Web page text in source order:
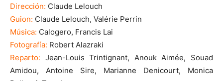
Dirección: Claude Lelouch
Guion: Claude Lelouch, Valérie Perrin
Música: Calogero, Francis Lai
Fotografía: Robert Alazraki
Reparto: Jean-Louis Trintignant, Anouk Aimée, Souad
Amidou, Antoine Sire, Marianne Denicourt, Monica